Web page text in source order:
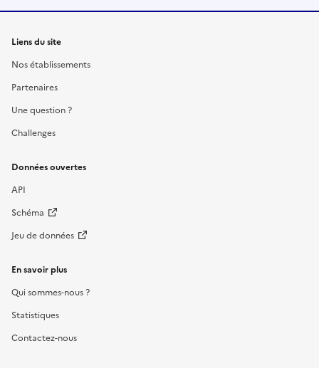
Liens du site
Nos établissements
Partenaires
Une question ?
Challenges
Données ouvertes
API
Schéma
Jeu de données
En savoir plus
Qui sommes-nous ?
Statistiques
Contactez-nous